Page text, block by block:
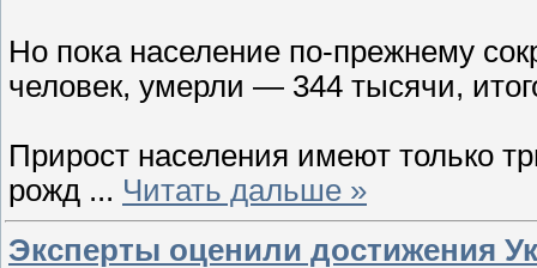
Но пока население по-прежнему
человек, умерли — 344 тысячи,
Прирост населения имеют только
рожд ... Читать дальше »
Эксперты оценили достижения